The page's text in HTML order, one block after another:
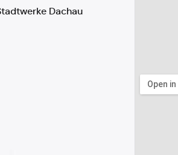
Dachau